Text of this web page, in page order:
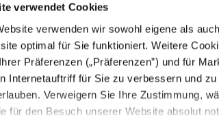
verwendet Cookies
verwenden wir sowohl eigene als
optimal für Sie funktioniert. Weitere
Präferenzen („Präferenzen”) und für
Internetauftriff für Sie zu verbessern und
Verweigern Sie Ihre Zustimmung,
für den Besuch unserer Website absolut